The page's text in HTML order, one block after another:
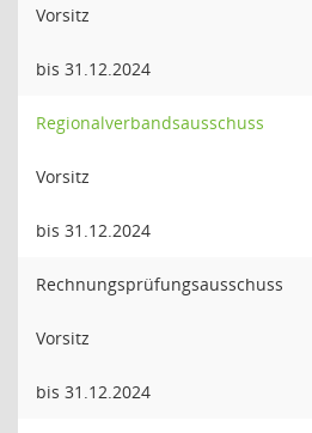
Vorsitz
bis 31.12.2024
Regionalverbandsausschuss
Vorsitz
bis 31.12.2024
Rechnungsprüfungsausschuss
Vorsitz
bis 31.12.2024